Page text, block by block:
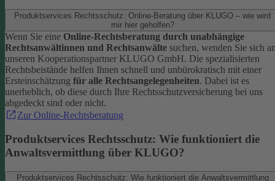
Produktservices Rechtsschutz: Online-Beratung über KLUGO – wie wird
mir hier geholfen?
Wenn Sie eine Online-Rechtsberatung durch unabhängige
Rechtsanwältinnen und Rechtsanwälte suchen, wenden Sie sich
unseren Kooperationspartner KLUGO GmbH. Die spezialisierten
Rechtsbeistände helfen Ihnen schnell und unbürokratisch mit einer
Ersteinschätzung für alle Rechtsangelegenheiten. Dabei ist es
unerheblich, ob diese durch Ihre Rechtsschutzversicherung bei uns
abgedeckt sind oder nicht.
Zur Online-Rechtsberatung
Produktservices Rechtsschutz: Wie funktioniert die
Anwaltsvermittlung über KLUGO?
Produktservices Rechtsschutz: Wie funktioniert die Anwaltsvermittlung